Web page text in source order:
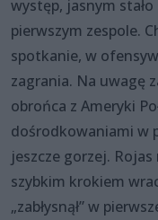
występ, jasnym
pierwszym zespole.
spotkanie, w
zagrania. Na uwagę
obrońca z Ameryki
dośrodkowaniami w
jeszcze gorzej.
szybkim krokiem
„zabłysnął” w